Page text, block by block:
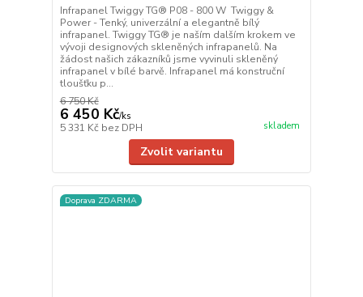
Infrapanel Twiggy TG® P08 - 800 W Twiggy &
Power - Tenký, univerzální a elegantně bílý
infrapanel. Twiggy TG® je naším dalším krokem ve
vývoji designových skleněných infrapanelů. Na
žádost našich zákazníků jsme vyvinuli skleněný
infrapanel v bílé barvě. Infrapanel má konstruční
tloušťku p...
6 750 Kč
6 450 Kč/ks
5 331 Kč bez DPH skladem
Zvolit variantu
Doprava ZDARMA